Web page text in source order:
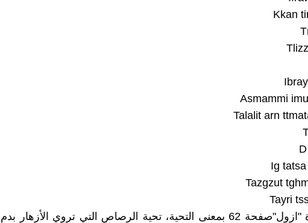
Kkan
Asmammi
Talalit arn
Ig
Tazgzut
Tayri
و في قصيدة "ازول"صفحة 62 بمعنى التحية، تحية الرصاص التي تروي الأزهار بدم